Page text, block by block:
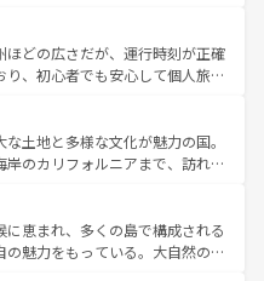
ぞれで全く異なる文化を体験で
お、新着のフランス情報はコンテンツ一覧
てほしい。 なお、新着の
一覧を参照してほしい。
る。また、優雅なアフタヌーン
たまらない英国パブ、サッカー観
できる体験も豊富。イギリスを旅
。
ほどの広さだが、運行時刻が正確
り、初心者でも安心して個人旅行
、スイスならではのユニークな
光だけでなく町歩きも満喫する
得が高いため物価も高いが、旅行
むこともできる。 なお、新
ンツ一覧 を参照してほしい。
土地と多様な文化が魅力の国。
岸のカリフォルニアまで、訪れる
、ショッピング、エンターテイ
的なスポットだ。一方、アメリカ
、グランドキャニオンやイエロー
に恵まれ、多くの島で構成される
の魅力をもっている。大自然の神